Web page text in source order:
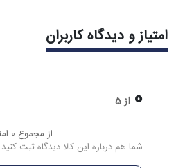
امتیاز و دیدگاه کاربران
0 از 5
از مجموع 0 امتیاز
شما هم درباره این کالا دیدگاه ثبت کنید